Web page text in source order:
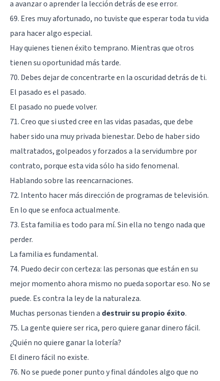
a avanzar o aprender la lección detrás de ese error.
69. Eres muy afortunado, no tuviste que esperar toda tu vida
para hacer algo especial.
Hay quienes tienen éxito temprano. Mientras que otros
tienen su oportunidad más tarde.
70. Debes dejar de concentrarte en la oscuridad detrás de ti.
El pasado es el pasado.
El pasado no puede volver.
71. Creo que si usted cree en las vidas pasadas, que debe
haber sido una muy privada bienestar. Debo de haber sido
maltratados, golpeados y forzados a la servidumbre por
contrato, porque esta vida sólo ha sido fenomenal.
Hablando sobre las reencarnaciones.
72. Intento hacer más dirección de programas de televisión.
En lo que se enfoca actualmente.
73. Esta familia es todo para mí. Sin ella no tengo nada que
perder.
La familia es fundamental.
74. Puedo decir con certeza: las personas que están en su
mejor momento ahora mismo no pueda soportar eso. No se
puede. Es contra la ley de la naturaleza.
Muchas personas tienden a destruir su propio éxito.
75. La gente quiere ser rica, pero quiere ganar dinero fácil.
¿Quién no quiere ganar la lotería?
El dinero fácil no existe.
76. No se puede poner punto y final dándoles algo que no